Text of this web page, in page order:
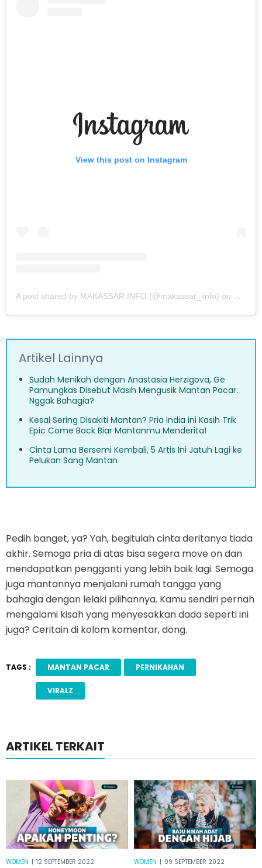
View this post on Instagram
A post shared by MAKASSAR INFO (@makassar_iinfo) on Mar 4,
Artikel Lainnya
Sudah Menikah dengan Anastasia Herzigova, Ge
Pamungkas Disebut Masih Mengusik Mantan Pacar.
Nggak Bahagia?
Kesal Sering Disakiti Mantan? Pria India ini Kasih Trik
Epic Come Back Biar Mantanmu Menderita!
Cinta Lama Bersemi Kembali, 5 Artis Ini Jatuh Lagi ke
Pelukan Sang Mantan
Pedih banget, ya? Yah, begitulah cinta deritanya tiada
akhir. Semoga pria di atas bisa segera move on dan
mendapatkan pengganti yang lebih baik lagi. Semoga
juga mantannya menjalani rumah tangga yang
bahagia dengan lelaki pilihannya. Kamu sendiri pernah
mengalami kisah yang menyesakkan dada seperti ini
juga? Ceritain di kolom komentar, dong.
TAGS : MANTAN PACAR PERNIKAHAN
VIRALZ
ARTIKEL TERKAIT
WOMEN | 12 SEPTEMBER 2022 WOMEN | 09 SEPTEMBER 2022